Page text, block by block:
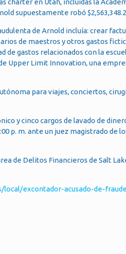
chárter en Utah, incluidas la
supuestamente robó
de Arnold incluía: crear
de maestros y otros gastos
de gastos relacionados con la
Upper Limit Innovation, una
para viajes, conciertos,
y cinco cargos de lavado de
p. m. ante un juez magistrado de
de Delitos Financieros de Salt
excontador-acusado-de-